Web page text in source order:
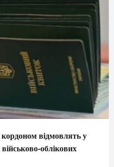
відмовлять у
облікових